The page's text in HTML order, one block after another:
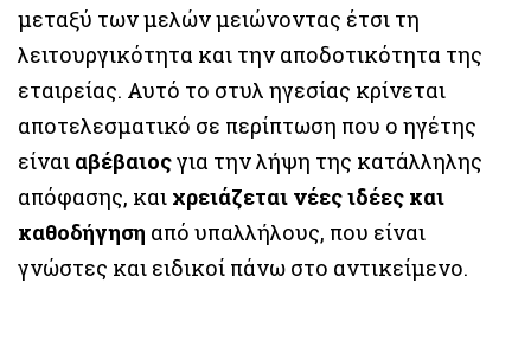
μεταξύ των μελών μειώνοντας έτσι τη
λειτουργικότητα και την αποδοτικότητα της
εταιρείας. Αυτό το στυλ ηγεσίας κρίνεται
αποτελεσματικό σε περίπτωση που ο ηγέτης
είναι αβέβαιοςγια την λήψη της κατάλληλης
απόφασης, και χρειάζεται νέες ιδέες και
καθοδήγηση από υπαλλήλους, που είναι
γνώστες και ειδικοί πάνω στο αντικείμενο.